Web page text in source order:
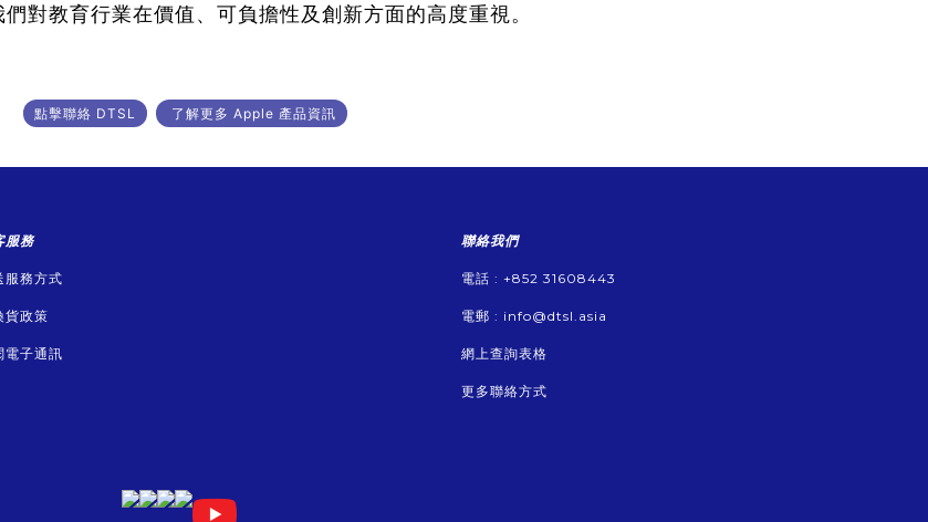
對教育行業在價值、可負擔性及創新方面的高度重視。
點擊聯絡 DTSL 了解更多 Apple 產品資訊
服務
服務方式
貨政策
電子通訊
聯絡我們
電話 : +852 31608443
電郵 : info@dtsl.asia
網上查詢表格
更多聯絡方式